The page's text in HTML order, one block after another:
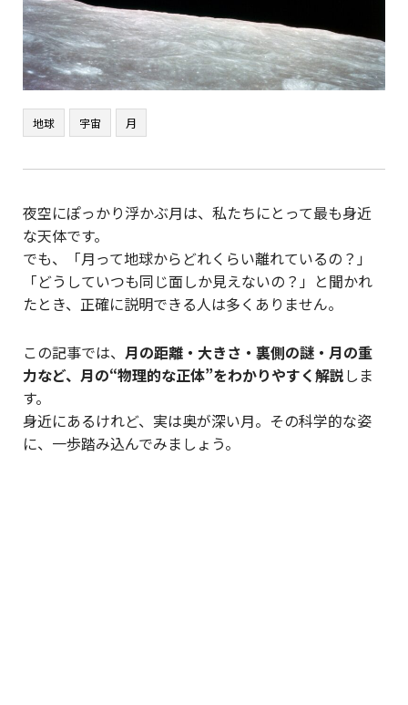
地球 宇宙 月
夜空にぽっかり浮かぶ月は、私たちにとって最も身近
な天体です。
でも、「月って地球からどれくらい離れているの？」
「どうしていつも同じ面しか見えないの？」と聞かれ
たとき、正確に説明できる人は多くありません。
この記事では、 月の距離・大きさ・裏側の謎・月の重
力など、月の“物理的な正体”をわかりやすく解説しま
す。
身近にあるけれど、実は奥が深い月。その科学的な姿
に、一歩踏み込んでみましょう。